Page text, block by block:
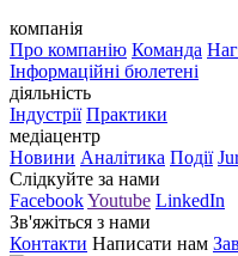
компанія
Про компанію Команда
Інформаційні бюлетені
діяльність
Індустрії Практики
медіацентр
Новини Аналітика Події
Слідкуйте за нами
FacebookYoutube LinkedIn
Зв'яжіться з нами
Контакти Написати нам